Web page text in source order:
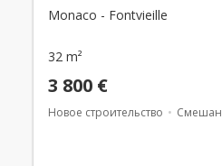
Monaco - Fontvieille
32 m²
3 800 €
Новое строительство